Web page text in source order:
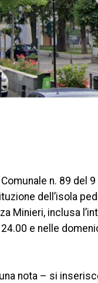
n. 89 del
dell’isola
Minieri, inclusa
e nelle
nota – si